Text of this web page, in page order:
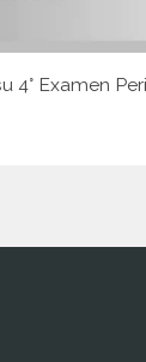
4° Examen